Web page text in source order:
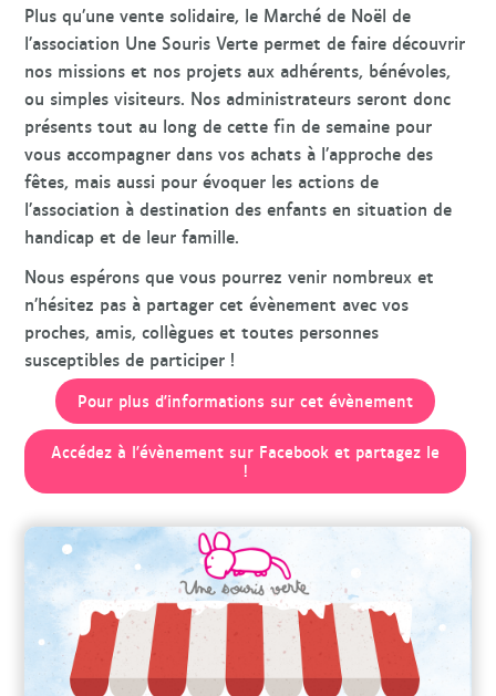
Plus qu’une vente solidaire, le Marché de Noël de
l’association Une Souris Verte permet de faire découvrir
nos missions et nos projets aux adhérents, bénévoles,
ou simples visiteurs. Nos administrateurs seront donc
présents tout au long de cette fin de semaine pour
vous accompagner dans vos achats à l’approche des
fêtes, mais aussi pour évoquer les actions de
l’association à destination des enfants en situation de
handicap et de leur famille.
Nous espérons que vous pourrez venir nombreux et
n’hésitez pas à partager cet évènement avec vos
proches, amis, collègues et toutes personnes
susceptibles de participer !
Pour plus d'informations sur cet évènement
Accédez à l'évènement sur Facebook et partagez le
!